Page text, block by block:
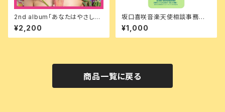
2nd album「あなたはやさしか
った」
¥2,200
坂口喜咲音楽天使相談事務所タ
オル
¥1,000
商品一覧に戻る